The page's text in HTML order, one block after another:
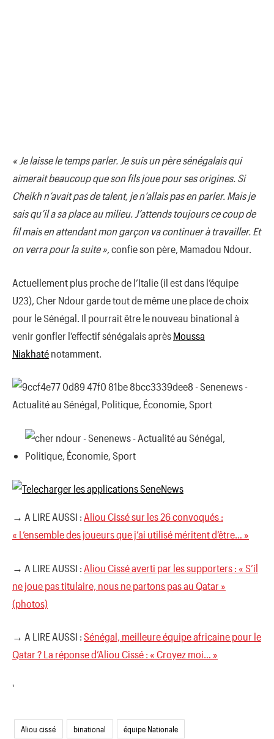
« Je laisse le temps parler. Je suis un père sénégalais qui
aimerait beaucoup que son fils joue pour ses origines. Si
Cheikh n’avait pas de talent, je n’allais pas en parler. Mais je
sais qu’il a sa place au milieu. J’attends toujours ce coup de
fil mais en attendant mon garçon va continuer à travailler. Et
on verra pour la suite »,confie son père, Mamadou Ndour.
Actuellement plus proche de l’Italie (il est dans l’équipe
U23), Cher Ndour garde tout de même une place de choix
pour le Sénégal. Il pourrait être le nouveau binational à
venir gonfler l’effectif sénégalais après Moussa
Niakhaté notamment.
→ A LIRE AUSSI : Aliou Cissé sur les 26 convoqués :
« L’ensemble des joueurs que j’ai utilisé méritent d’être… »
→ A LIRE AUSSI : Aliou Cissé averti par les supporters : « S’il
ne joue pas titulaire, nous ne partons pas au Qatar »
(photos)
→ A LIRE AUSSI : Sénégal, meilleure équipe africaine pour le
Qatar ? La réponse d’Aliou Cissé : « Croyez moi… »
'
Aliou cissé binational équipe Nationale